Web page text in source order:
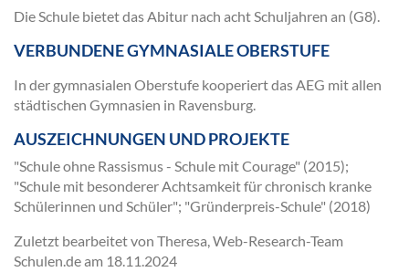
Die Schule bietet das Abitur nach acht Schuljahren an (G8).
VERBUNDENE GYMNASIALE OBERSTUFE
In der gymnasialen Oberstufe kooperiert das AEG mit allen
städtischen Gymnasien in Ravensburg.
AUSZEICHNUNGEN UND PROJEKTE
"Schule ohne Rassismus - Schule mit Courage" (2015);
"Schule mit besonderer Achtsamkeit für chronisch kranke
Schülerinnen und Schüler"; "Gründerpreis-Schule" (2018)
Zuletzt bearbeitet von Theresa, Web-Research-Team
Schulen.de am 18.11.2024